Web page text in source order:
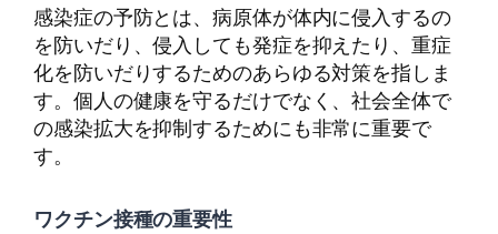
感染症の予防とは、病原体が体内に侵入するの
を防いだり、侵入しても発症を抑えたり、重症
化を防いだりするためのあらゆる対策を指しま
す。個人の健康を守るだけでなく、社会全体で
の感染拡大を抑制するためにも非常に重要で
す。
ワクチン接種の重要性